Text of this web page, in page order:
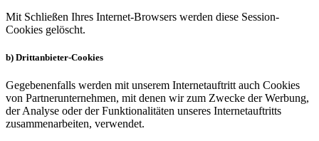
Mit Schließen Ihres Internet-Browsers werden diese Session-
Cookies gelöscht.
b) Drittanbieter-Cookies
Gegebenenfalls werden mit unserem Internetauftritt auch Cookies
von Partnerunternehmen, mit denen wir zum Zwecke der Werbung,
der Analyse oder der Funktionalitäten unseres Internetauftritts
zusammenarbeiten, verwendet.